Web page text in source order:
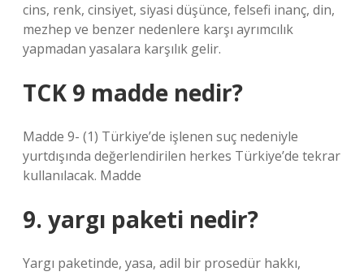
cins, renk, cinsiyet, siyasi düşünce, felsefi inanç, din,
mezhep ve benzer nedenlere karşı ayrımcılık
yapmadan yasalara karşılık gelir.
TCK 9 madde nedir?
Madde 9- (1) Türkiye’de işlenen suç nedeniyle
yurtdışında değerlendirilen herkes Türkiye’de tekrar
kullanılacak. Madde
9. yargı paketi nedir?
Yargı paketinde, yasa, adil bir prosedür hakkı,